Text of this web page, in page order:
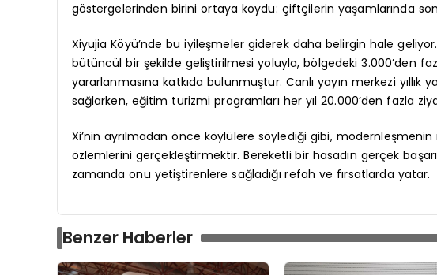
göstergelerinden birini ortaya koydu: çiftçilerin yaşamlarında
Xiyujia Köyü’nde bu iyileşmeler giderek daha belirgin hale
bütüncül bir şekilde geliştirilmesi yoluyla, bölgedeki 3.000’den
yararlanmasına katkıda bulunmuştur. Canlı yayın merkezi yıllık
sağlarken, eğitim turizmi programları her yıl 20.000’den fazla
Xi’nin ayrılmadan önce köylülere söylediği gibi,
özlemlerini gerçekleştirmektir. Bereketli bir hasadın gerçek
zamanda onu yetiştirenlere sağladığı refah ve fırsatlarda yatar.
Benzer Haberler